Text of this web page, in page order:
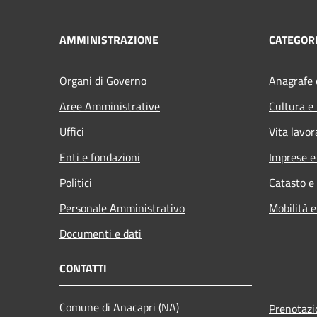
AMMINISTRAZIONE
Organi di Governo
Aree Amministrative
Uffici
Enti e fondazioni
Politici
Personale Amministrativo
Documenti e dati
Cultura
Vita
Imprese
Catasto
Mobilità
CONTATTI
Comune di Anacapri (NA)